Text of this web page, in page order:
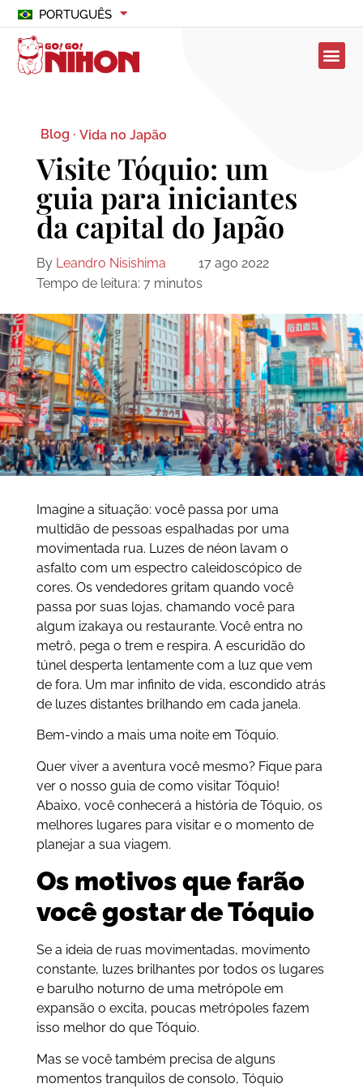
PORTUGUÊS
Blog · Vida no Japão
Visite Tóquio: um
guia para iniciantes
da capital do Japão
By Leandro Nisishima
17 ago 2022
Tempo de leitura: 7 minutos
Imagine a situação: você passa por uma
multidão de pessoas espalhadas por uma
movimentada rua. Luzes de néon lavam o
asfalto com um espectro caleidoscópico de
cores. Os vendedores gritam quando você
passa por suas lojas, chamando você para
algum izakaya ou restaurante. Você entra no
metrô, pega o trem e respira. A escuridão do
túnel desperta lentamente com a luz que vem
de fora. Um mar infinito de vida, escondido atrás
de luzes distantes brilhando em cada janela.
Bem-vindo a mais uma noite em Tóquio.
Quer viver a aventura você mesmo? Fique para
ver o nosso guia de como visitar Tóquio!
Abaixo, você conhecerá a história de Tóquio, os
melhores lugares para visitar e o momento de
planejar a sua viagem.
Os motivos que farão
você gostar de Tóquio
Se a ideia de ruas movimentadas, movimento
constante, luzes brilhantes por todos os lugares
e barulho noturno de uma metrópole em
expansão o excita, poucas metrópoles fazem
isso melhor do que Tóquio.
Mas se você também precisa de alguns
momentos tranquilos de consolo, Tóquio